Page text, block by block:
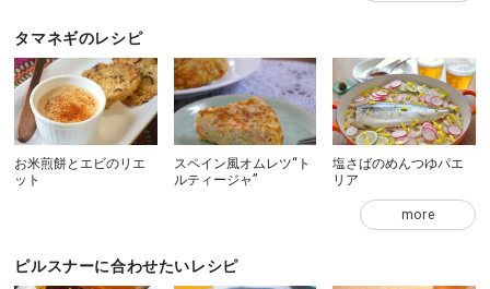
タマネギのレシピ
お米煎餅とエビのリエ
ット
スペイン風オムレツ“ト
ルティージャ”
塩さばのめんつゆパエ
リア
more
ピルスナーに合わせたいレシピ